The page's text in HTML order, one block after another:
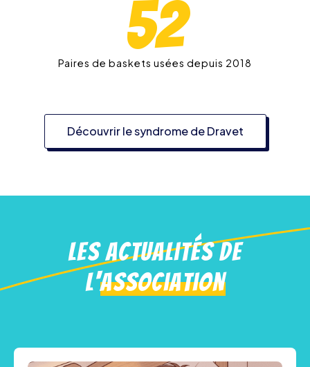
52
Paires de baskets usées depuis 2018
Découvrir le syndrome de Dravet
Les actualités de
l'association